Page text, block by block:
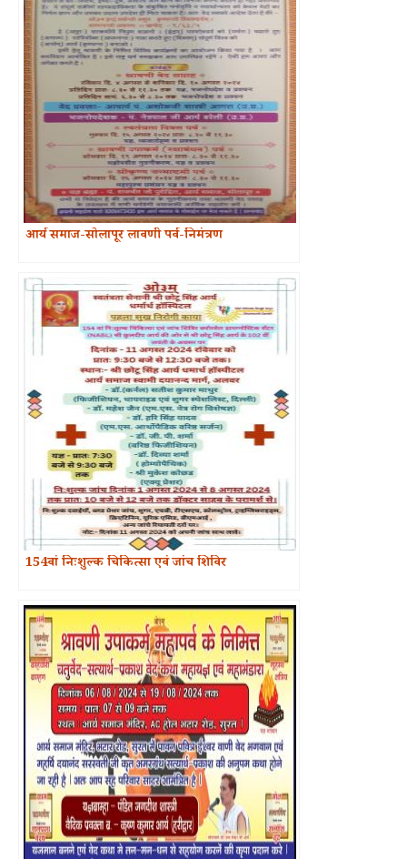
आर्य समाज-सोलापूर लावणी पर्व-निमंत्रण
154वां निःशुल्क चिकित्सा एवं जांच शिविर